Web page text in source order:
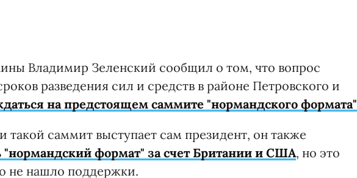
Владимир Зеленский сообщил о том, что вопрос
разведения сил и средств в районе Петровского и
на предстоящем саммите "нормандского формата"
такой саммит выступает сам президент, он также
"нормандский формат" за счет Британии и США, но это
не нашло поддержки.